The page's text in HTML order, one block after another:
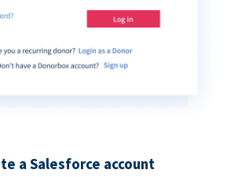
a Salesforce account